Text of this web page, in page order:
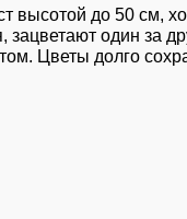
высотой до 50 см,
зацветают один за
Цветы долго